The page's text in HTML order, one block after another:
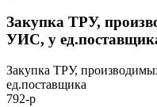
Закупка ТРУ,
УИС, у
Закупка ТРУ,
ед.поставщика
792-р